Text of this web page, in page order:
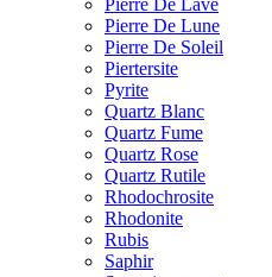
Pierre De Lave
Pierre De Lune
Pierre De Soleil
Piertersite
Pyrite
Quartz Blanc
Quartz Fume
Quartz Rose
Quartz Rutile
Rhodochrosite
Rhodonite
Rubis
Saphir